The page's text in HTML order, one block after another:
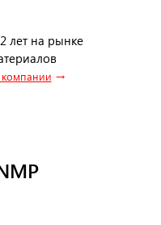
лет на рынке
→